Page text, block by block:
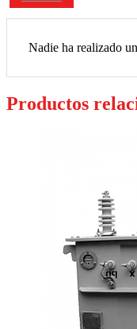
Nadie ha realizado
Productos